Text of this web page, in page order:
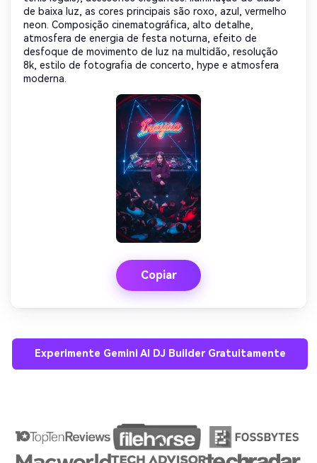
de baixa luz, as cores principais são roxo, azul, vermelho
neon. Composição cinematográfica, alto detalhe,
atmosfera de energia de festa noturna, efeito de
desfoque de movimento de luz na multidão, resolução
8k, estilo de fotografia de concerto, hype e atmosfera
moderna.
Copiar
Experimente Gemini AI DJ Builder Gratuitamente